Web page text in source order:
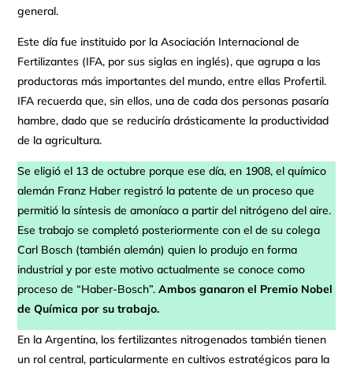
general.
Este día fue instituido por la Asociación Internacional de
Fertilizantes (IFA, por sus siglas en inglés), que agrupa a las
productoras más importantes del mundo, entre ellas Profertil.
IFA recuerda que, sin ellos, una de cada dos personas pasaría
hambre, dado que se reduciría drásticamente la productividad
de la agricultura.
Se eligió el 13 de octubre porque ese día, en 1908, el químico
alemán Franz Haber registró la patente de un proceso que
permitió la síntesis de amoníaco a partir del nitrógeno del aire.
Ese trabajo se completó posteriormente con el de su colega
Carl Bosch (también alemán) quien lo produjo en forma
industrial y por este motivo actualmente se conoce como
proceso de “Haber-Bosch”.Ambos ganaron el Premio Nobel
de Química por su trabajo.
En la Argentina, los fertilizantes nitrogenados también tienen
un rol central, particularmente en cultivos estratégicos para la